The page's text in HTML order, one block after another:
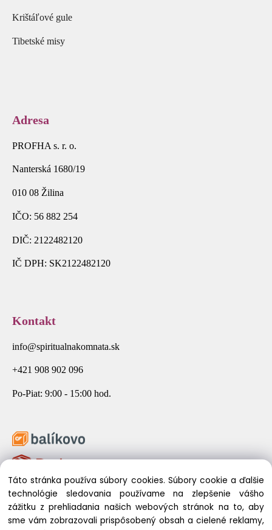
Krištáľové gule
Tibetské misy
Adresa
PROFHA s. r. o.
Nanterská 1680/19
010 08 Žilina
IČO: 56 882 254
DIČ: 2122482120
IČ DPH: SK2122482120
Kontakt
info@spiritualnakomnata.sk
+421 908 902 096
Po-Piat: 9:00 - 15:00 hod.
Táto stránka používa súbory cookies. Súbory cookie a ďalšie
technológie sledovania používame na zlepšenie vášho
zážitku z prehliadania našich webových stránok na to, aby
sme vám zobrazovali prispôsobený obsah a cielené reklamy,